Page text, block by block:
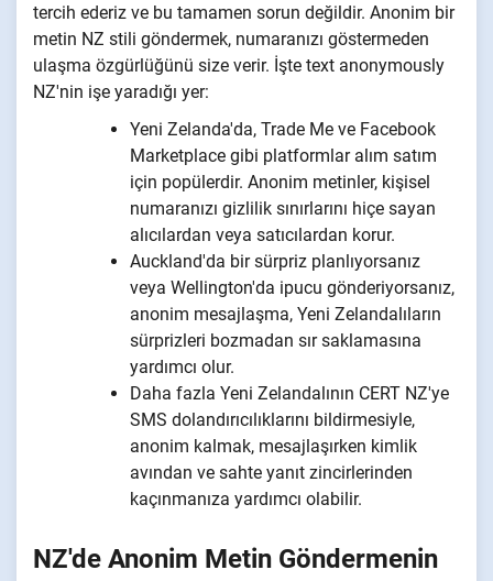
tercih ederiz ve bu tamamen sorun değildir. Anonim bir
metin NZ stili göndermek, numaranızı göstermeden
ulaşma özgürlüğünü size verir. İşte text anonymously
NZ'nin işe yaradığı yer:
Yeni Zelanda'da, Trade Me ve Facebook
Marketplace gibi platformlar alım satım
için popülerdir. Anonim metinler, kişisel
numaranızı gizlilik sınırlarını hiçe sayan
alıcılardan veya satıcılardan korur.
Auckland'da bir sürpriz planlıyorsanız
veya Wellington'da ipucu gönderiyorsanız,
anonim mesajlaşma, Yeni Zelandalıların
sürprizleri bozmadan sır saklamasına
yardımcı olur.
Daha fazla Yeni Zelandalının CERT NZ'ye
SMS dolandırıcılıklarını bildirmesiyle,
anonim kalmak, mesajlaşırken kimlik
avından ve sahte yanıt zincirlerinden
kaçınmanıza yardımcı olabilir.
NZ'de Anonim Metin Göndermenin